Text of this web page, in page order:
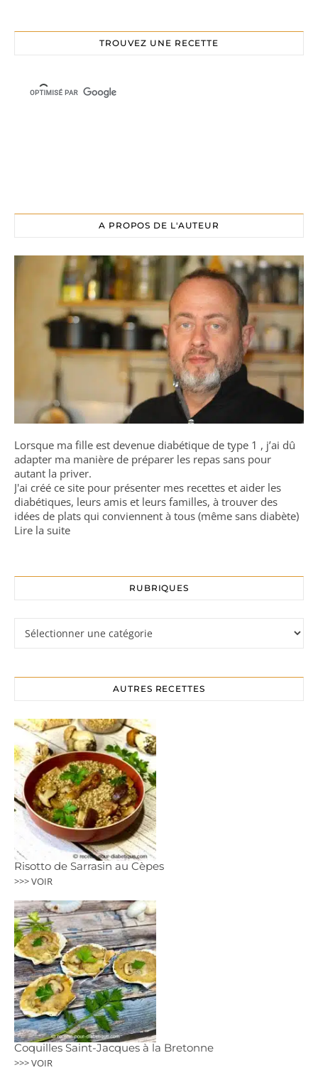
TROUVEZ UNE RECETTE
A PROPOS DE L'AUTEUR
Lorsque ma fille est devenue diabétique de type 1 , j’ai dû
adapter ma manière de préparer les repas sans pour
autant la priver.
J'ai créé ce site pour présenter mes recettes et aider les
diabétiques, leurs amis et leurs familles, à trouver des
idées de plats qui conviennent à tous (même sans diabète)
Lire la suite
RUBRIQUES
AUTRES RECETTES
Risotto de Sarrasin au Cèpes
>>> VOIR
Coquilles Saint-Jacques à la Bretonne
>>> VOIR